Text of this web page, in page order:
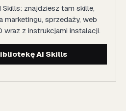
znajdziesz tam skille,
sprzedaży, web
wraz z instrukcjami instalacji.
AI Skills